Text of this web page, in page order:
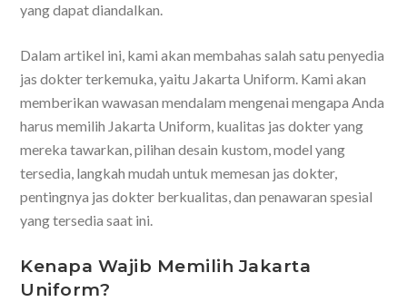
yang dapat diandalkan.
Dalam artikel ini, kami akan membahas salah satu penyedia
jas dokter terkemuka, yaitu Jakarta Uniform. Kami akan
memberikan wawasan mendalam mengenai mengapa Anda
harus memilih Jakarta Uniform, kualitas jas dokter yang
mereka tawarkan, pilihan desain kustom, model yang
tersedia, langkah mudah untuk memesan jas dokter,
pentingnya jas dokter berkualitas, dan penawaran spesial
yang tersedia saat ini.
Kenapa Wajib Memilih Jakarta
Uniform?